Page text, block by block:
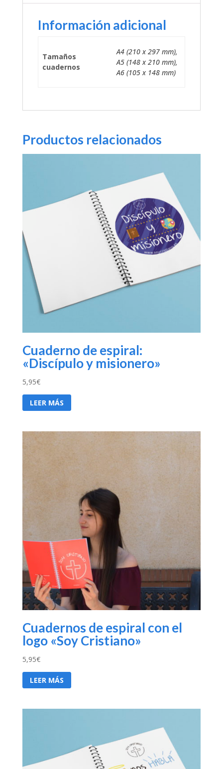
Información adicional
Tamaños
cuadernos
A4 (210 x 297 mm),
A5 (148 x 210 mm),
A6 (105 x 148 mm)
Productos relacionados
Cuaderno de espiral:
«Discípulo y misionero»
5,95€
LEER MÁS
Cuadernos de espiral con el
logo «Soy Cristiano»
5,95€
LEER MÁS